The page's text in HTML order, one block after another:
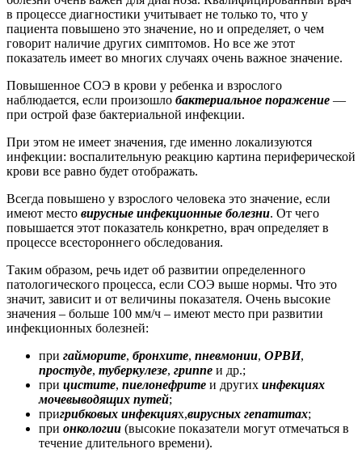
в процессе диагностики учитывает не только то, что у
пациента повышено это значение, но и определяет, о чем
говорит наличие других симптомов. Но все же этот
показатель имеет во многих случаях очень важное значение.
Повышенное СОЭ в крови у ребенка и взрослого
наблюдается, если произошло бактериальное поражение —
при острой фазе бактериальной инфекции.
При этом не имеет значения, где именно локализуются
инфекции: воспалительную реакцию картина периферической
крови все равно будет отображать.
Всегда повышено у взрослого человека это значение, если
имеют место вирусные инфекционные болезни. От чего
повышается этот показатель конкретно, врач определяет в
процессе всестороннего обследования.
Таким образом, речь идет об развитии определенного
патологического процесса, если СОЭ выше нормы. Что это
значит, зависит и от величины показателя. Очень высокие
значения – больше 100 мм/ч – имеют место при развитии
инфекционных болезней:
при гайморите, бронхите, пневмонии, ОРВИ,
простуде, туберкулезе, гриппе и др.;
при цистите, пиелонефрите и других инфекциях
мочевыводящих путей;
пригрибковых инфекциях,вирусных гепатитах;
при онкологии (высокие показатели могут отмечаться в
течение длительного времени).